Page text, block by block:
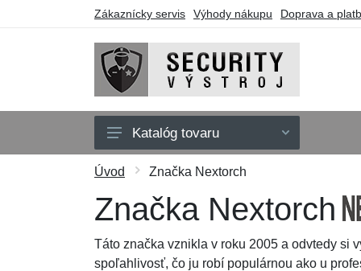
Zákaznícky servis Výhody nákupu Doprava a
Oblečenie
Doplnky
Púzdra a tašky
Katalóg tovaru
Úvod Značka Nextorch
Značka Nextorch
Táto značka vznikla v roku 2005 a odvtedy si
spoľahlivosť, čo ju robí populárnou ako u